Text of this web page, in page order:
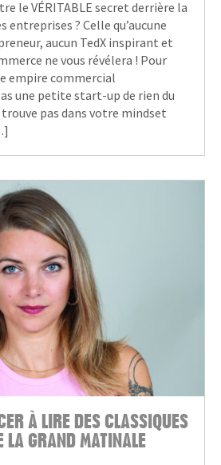
le VÉRITABLE secret derrière la
entreprises ? Celle qu’aucune
aucun TedX inspirant et
ne vous révélera ! Pour
empire commercial
une petite start-up de rien du
pas dans votre mindset
À LIRE DES CLASSIQUES
LA GRAND MATINALE